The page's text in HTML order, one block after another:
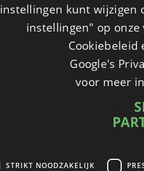
instellingen kunt wijzigen
instellingen" op
Cookiebeleid
Google's
voor meer
STRIKT NOODZAKELIJK